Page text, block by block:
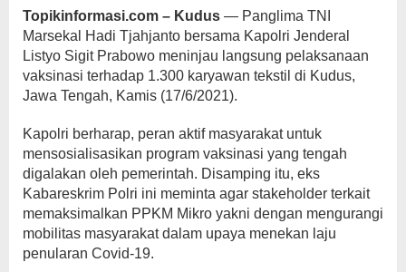
Topikinformasi.com – Kudus — Panglima TNI
Marsekal Hadi Tjahjanto bersama Kapolri Jenderal
Listyo Sigit Prabowo meninjau langsung pelaksanaan
vaksinasi terhadap 1.300 karyawan tekstil di Kudus,
Jawa Tengah, Kamis (17/6/2021).
Kapolri berharap, peran aktif masyarakat untuk
mensosialisasikan program vaksinasi yang tengah
digalakan oleh pemerintah. Disamping itu, eks
Kabareskrim Polri ini meminta agar stakeholder terkait
memaksimalkan PPKM Mikro yakni dengan mengurangi
mobilitas masyarakat dalam upaya menekan laju
penularan Covid-19.